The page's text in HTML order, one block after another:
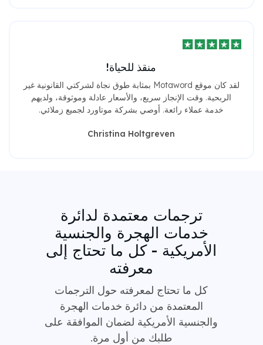
منقذ للحياة!
لقد كان موقع Motaword بمثابة طوق نجاة لشركتي القانونية غير
الربحية. وقت الإنجاز سريع، والأسعار عادلة وموثوقة، ولديهم
خدمة عملاء رائعة. أوصي بشركة موتاورد لجميع زملائي.
Christina Holtgreven
ترجمات معتمدة لدائرة
خدمات الهجرة والجنسية
الأمريكية - كل ما تحتاج إلى
معرفته
كل ما تحتاج لمعرفته حول الترجمات
المعتمدة من دائرة خدمات الهجرة
والجنسية الأمريكية لضمان الموافقة على
طلبك من أول مرة.